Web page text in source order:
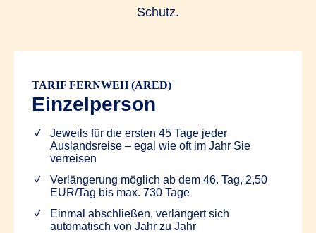
Schutz.
TARIF FERNWEH (ARED)
Einzelperson
Jeweils für die ersten 45 Tage jeder
Auslandsreise – egal wie oft im Jahr Sie
verreisen
Verlängerung möglich ab dem 46. Tag, 2,50
EUR/Tag bis max. 730 Tage
Einmal abschließen, verlängert sich
automatisch von Jahr zu Jahr